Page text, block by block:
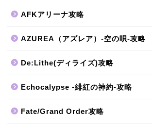
AFKアリーナ攻略
AZUREA（アズレア）-空の唄-攻略
De:Lithe(ディライズ)攻略
Echocalypse -緋紅の神約-攻略
Fate/Grand Order攻略